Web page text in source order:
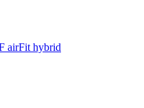
airFit hybrid